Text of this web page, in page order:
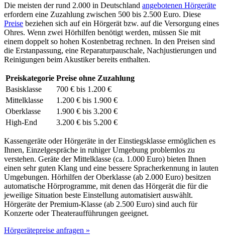
Die meisten der rund 2.000 in Deutschland angebotenen Hörgeräte
erfordern eine Zuzahlung zwischen 500 bis 2.500 Euro. Diese
Preise beziehen sich auf ein Hörgerät bzw. auf die Versorgung eines
Ohres. Wenn zwei Hörhilfen benötigt werden, müssen Sie mit
einem doppelt so hohen Kostenbetrag rechnen. In den Preisen sind
die Erstanpassung, eine Reparaturpauschale, Nachjustierungen und
Reinigungen beim Akustiker bereits enthalten.
Preiskategorie Preise ohne Zuzahlung
Basisklasse
700 € bis 1.200 €
Mittelklasse
1.200 € bis 1.900 €
Oberklasse
1.900 € bis 3.200 €
High-End
3.200 € bis 5.200 €
Kassengeräte oder Hörgeräte in der Einstiegsklasse ermöglichen es
Ihnen, Einzelgespräche in ruhiger Umgebung problemlos zu
verstehen. Geräte der Mittelklasse (ca. 1.000 Euro) bieten Ihnen
einen sehr guten Klang und eine bessere Spracherkennung in lauten
Umgebungen. Hörhilfen der Oberklasse (ab 2.000 Euro) besitzen
automatische Hörprogramme, mit denen das Hörgerät die für die
jeweilige Situation beste Einstellung automatisiert auswählt.
Hörgeräte der Premium-Klasse (ab 2.500 Euro) sind auch für
Konzerte oder Theateraufführungen geeignet.
Hörgerätepreise anfragen »